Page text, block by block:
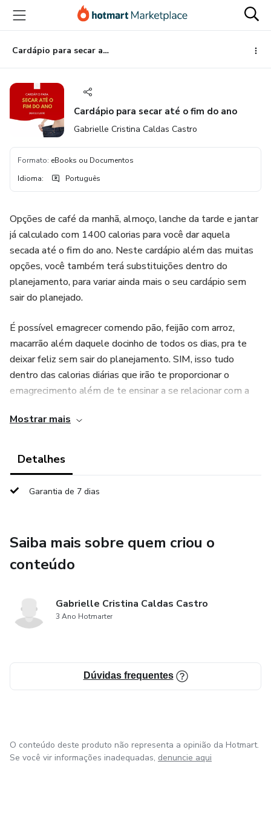
para
conteúdo
principal
para
pagamento
para
rodapé
Cardápio para secar até o fim do ano
Cardápio para secar até o fim do ano
Gabrielle Cristina Caldas Castro
Formato: eBooks ou Documentos
Idioma: Português
Opções de café da manhã, almoço, lanche da tarde e jantar
já calculado com 1400 calorias para você dar aquela
secada até o fim do ano. Neste cardápio além das muitas
opções, você também terá substituições dentro do
planejamento, para variar ainda mais o seu cardápio sem
sair do planejado.
É possível emagrecer comendo pão, feijão com arroz,
macarrão além daquele docinho de todos os dias, pra te
deixar feliz sem sair do planejamento. SIM, isso tudo
dentro das calorias diárias que irão te proporcionar o
emagrecimento além de te ensinar a se relacionar com a
Mostrar mais
Detalhes
Garantia de 7 dias
Saiba mais sobre quem criou o
conteúdo
Gabrielle Cristina Caldas Castro
3 Ano Hotmarter
Dúvidas frequentes
O conteúdo deste produto não representa a opinião da Hotmart.
Se você vir informações inadequadas, denuncie aqui